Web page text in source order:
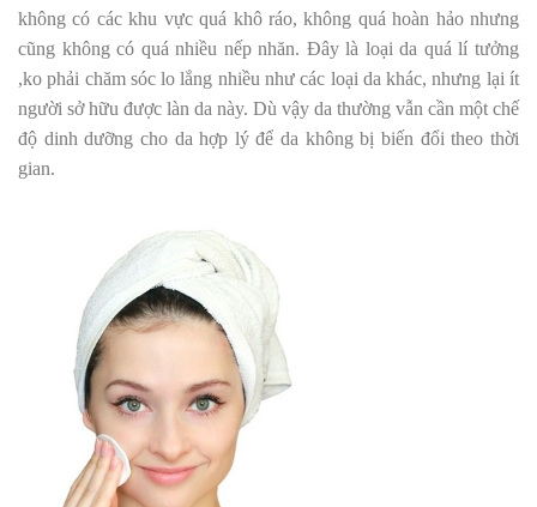
không có các khu vực quá khô ráo, không quá hoàn hảo nhưng
cũng không có quá nhiều nếp nhăn. Đây là loại da quá lí tưởng
,ko phải chăm sóc lo lắng nhiều như các loại da khác, nhưng lại ít
người sở hữu được làn da này. Dù vậy da thường vẫn cần một chế
độ dinh dưỡng cho da hợp lý để da không bị biến đổi theo thời
gian.